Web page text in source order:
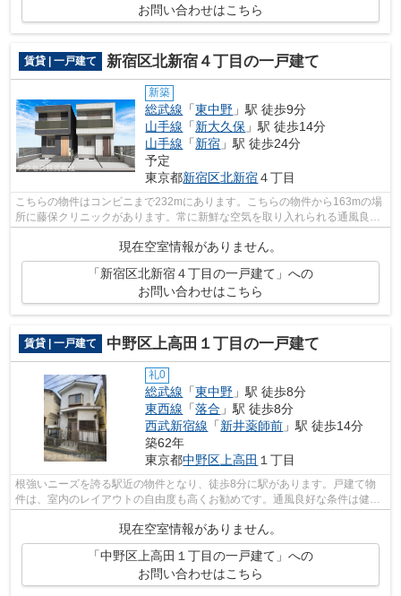
お問い合わせはこちら
賃貸 | 一戸建て 新宿区北新宿４丁目の一戸建て
新築
総武線 「東中野 」駅 徒歩9分
山手線 「新大久保 」駅 徒歩14分
山手線 「新宿 」駅 徒歩24分
予定
東京都新宿区北新宿４丁目
こちらの物件はコンビニまで232mにあります。こちらの物件から163mの場
所に藤保クリニックがあります。常に新鮮な空気を取り入れられる通風良好
現在空室情報がありません。
「新宿区北新宿４丁目の一戸建て」への
お問い合わせはこちら
賃貸 | 一戸建て 中野区上高田１丁目の一戸建て
礼0
総武線 「東中野 」駅 徒歩8分
東西線 「落合 」駅 徒歩8分
西武新宿線 「新井薬師前 」駅 徒歩14分
築62年
東京都中野区 上高田 １丁目
根強いニーズを誇る駅近の物件となり、徒歩8分に駅があります。戸建て物
件は、室内のレイアウトの自由度も高くお勧めです。通風良好な条件は健康
現在空室情報がありません。
「中野区上高田１丁目の一戸建て」への
お問い合わせはこちら